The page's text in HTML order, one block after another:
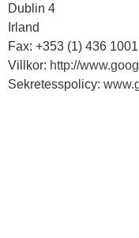
Dublin 4
Irland
Fax: +353 (1) 436 1001
Villkor: http://
Sekretesspolicy: